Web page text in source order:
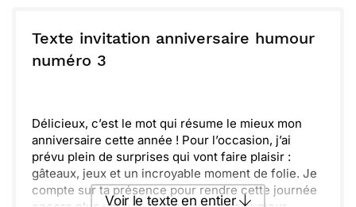
Texte invitation anniversaire humour
numéro 3
Délicieux, c’est le mot qui résume le mieux mon
anniversaire cette année ! Pour l’occasion, j’ai
prévu plein de surprises qui vont faire plaisir :
gâteaux, jeux et un incroyable moment de folie. Je
compte sur ta présence pour rendre cette journée
Voir le texte en entier